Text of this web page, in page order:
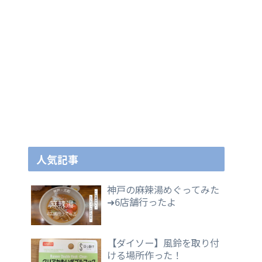
人気記事
神戸の麻辣湯めぐってみた
➜6店舗行ったよ
【ダイソー】風鈴を取り付
ける場所作った！